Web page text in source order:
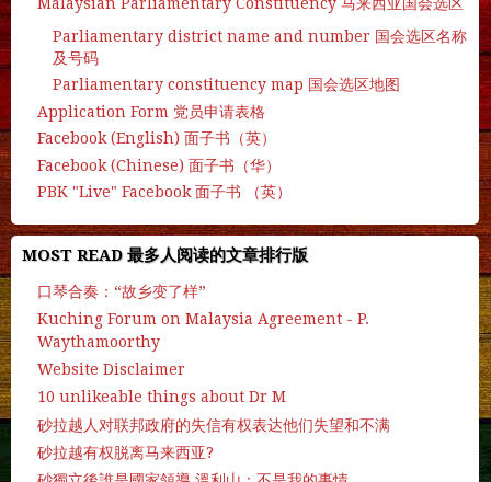
Parliamentary district name and number 国会选区名称
及号码
Parliamentary constituency map 国会选区地图
Application Form 党员申请表格
Facebook (English) 面子书（英）
Facebook (Chinese) 面子书（华）
PBK "Live" Facebook 面子书 （英）
MOST READ 最多人阅读的文章排行版
口琴合奏：“故乡变了样”
Kuching Forum on Malaysia Agreement - P.
Waythamoorthy
Website Disclaimer
10 unlikeable things about Dr M
砂拉越人对联邦政府的失信有权表达他们失望和不满
砂拉越有权脱离马来西亚?